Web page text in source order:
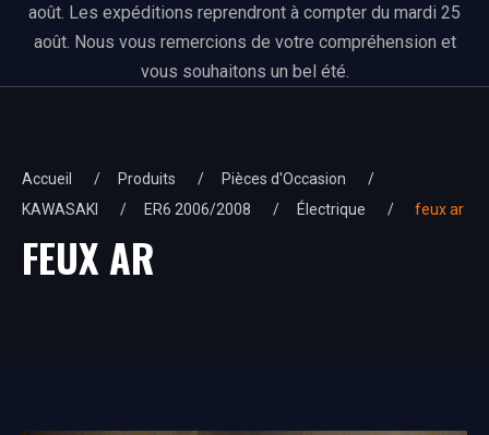
août. Les expéditions reprendront à compter du mardi 25
août. Nous vous remercions de votre compréhension et
vous souhaitons un bel été.
Accueil Produits
Pièces d'Occasion
KAWASAKI
ER6 2006/2008 Électrique feux ar
FEUX AR